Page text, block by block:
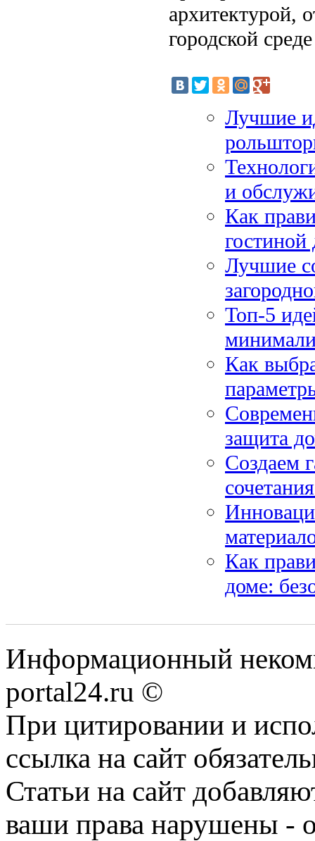
архитектурой,
городской
Лучшие
и
Как
Лучшие
Топ-5
Как
защита
Создаем
Как
доме:
Информационный
portal24.ru ©
При цитировании и
ссылка на сайт
Статьи на сайт
ваши права нарушены -